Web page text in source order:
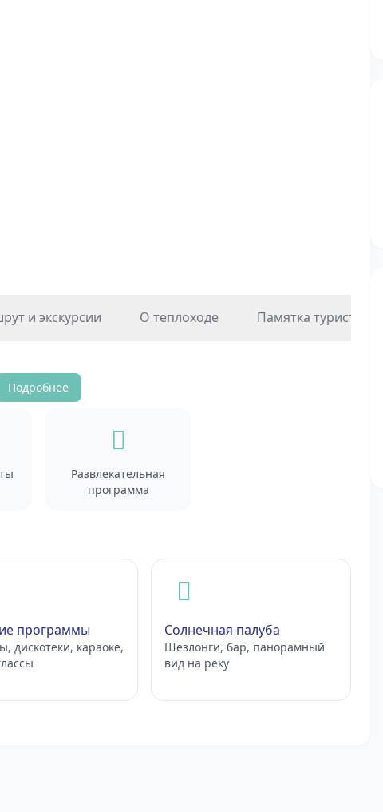
и экскурсии О теплоходе Памятка туристу
Подробнее
Развлекательная
программа
программы
дискотеки, караоке,
Солнечная палуба
Шезлонги, бар, панорамный
вид на реку